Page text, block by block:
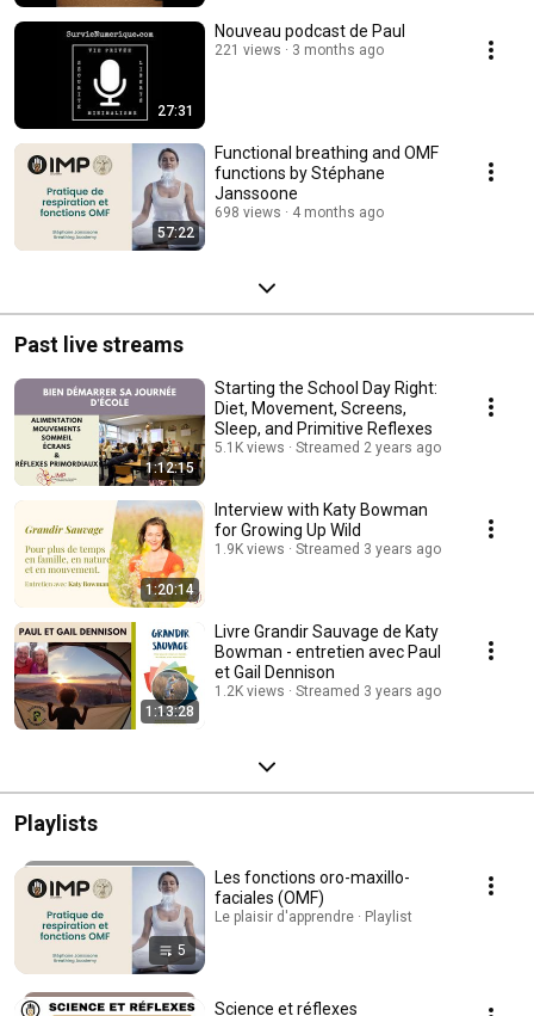
27:31
Nouveau podcast de Paul
221 views 3 months ago
57:22
Functional breathing and OMF
functions by Stéphane
Janssoone
698 views 4 months ago
Past live streams
1:12:15
Starting the School Day Right:
Diet, Movement, Screens,
Sleep, and Primitive Reflexes
5.1K views Streamed 2 years ago
1:20:14
Interview with Katy Bowman
for Growing Up Wild
1.9K views Streamed 3 years ago
1:13:28
Livre Grandir Sauvage de Katy
Bowman - entretien avec Paul
et Gail Dennison
1.2K views Streamed 3 years ago
Playlists
5
Les fonctions oro-maxillo-
faciales (OMF)
Le plaisir d'apprendre · Playlist
Science et réflexes